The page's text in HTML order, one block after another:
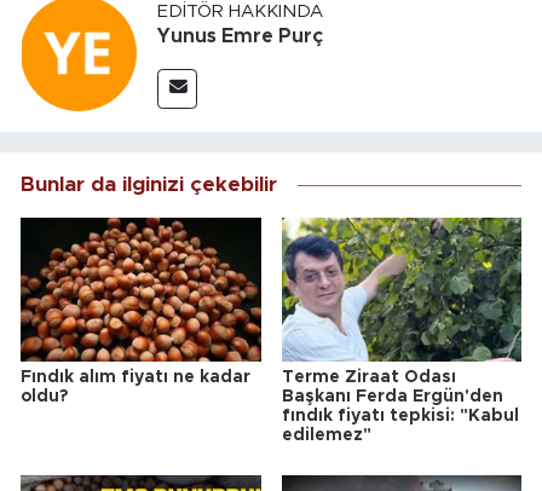
EDITÖR HAKKINDA
Yunus Emre Purç
Bunlar da ilginizi çekebilir
Fındık alım fiyatı ne kadar
oldu?
Terme Ziraat Odası
Başkanı Ferda Ergün'den
fındık fiyatı tepkisi: "Kabul
edilemez"